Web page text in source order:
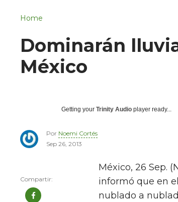
Home
Dominarán
México
Getting your Trinity Audio player ready...
Por Noemi Cortés
Sep 26, 2013
México, 26 Sep.
informó que en
nublado a